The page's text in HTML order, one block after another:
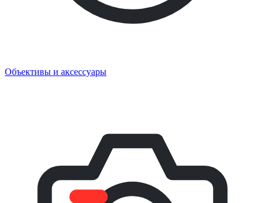
Объективы и аксессуары